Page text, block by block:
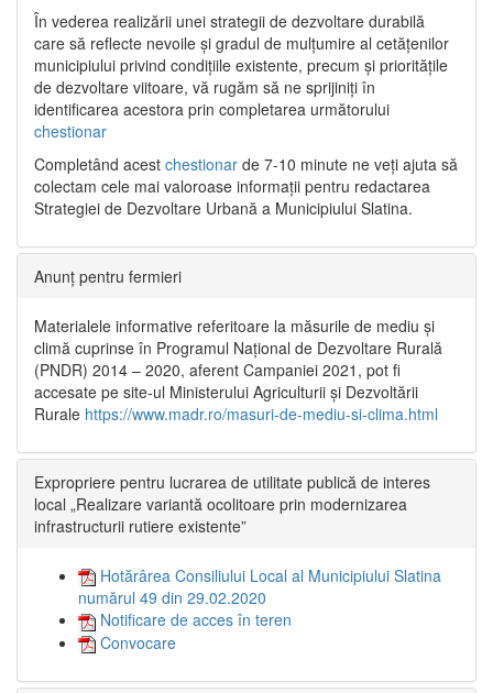
În vederea realizării unei strategii de dezvoltare durabilă
care să reflecte nevoile și gradul de mulțumire al cetățenilor
municipiului privind condițiile existente, precum și prioritățile
de dezvoltare viitoare, vă rugăm să ne sprijiniți în
identificarea acestora prin completarea următorului
chestionar
Completând acest chestionar de 7-10 minute ne veți ajuta să
colectam cele mai valoroase informații pentru redactarea
Strategiei de Dezvoltare Urbană a Municipiului Slatina.
Anunț pentru fermieri
Materialele informative referitoare la măsurile de mediu și
climă cuprinse în Programul Național de Dezvoltare Rurală
(PNDR) 2014 – 2020, aferent Campaniei 2021, pot fi
accesate pe site-ul Ministerului Agriculturii și Dezvoltării
Rurale https://www.madr.ro/masuri-de-mediu-si-clima.html
Expropriere pentru lucrarea de utilitate publică de interes
local „Realizare variantă ocolitoare prin modernizarea
infrastructurii rutiere existente”
Hotărârea Consiliului Local al Municipiului Slatina
numărul 49 din 29.02.2020
Notificare de acces în teren
Convocare